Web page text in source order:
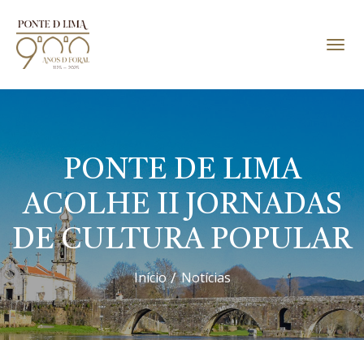
PONTE DE LIMA
ACOLHE II JORNADAS
DE CULTURA POPULAR
Início Notícias